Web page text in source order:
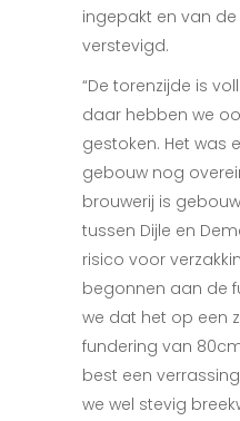
ingepakt en van
verstevigd.
“De torenzijde is
daar hebben we
gestoken. Het was
gebouw nog
brouwerij is
tussen Dijle en
risico voor
begonnen aan de
we dat het op een
fundering van
best een
we wel stevig